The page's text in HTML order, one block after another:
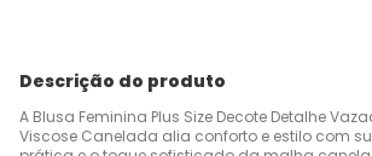
Descrição do produto
A Blusa Feminina Plus Size Decote Detalhe
Viscose Canelada alia conforto e estilo com